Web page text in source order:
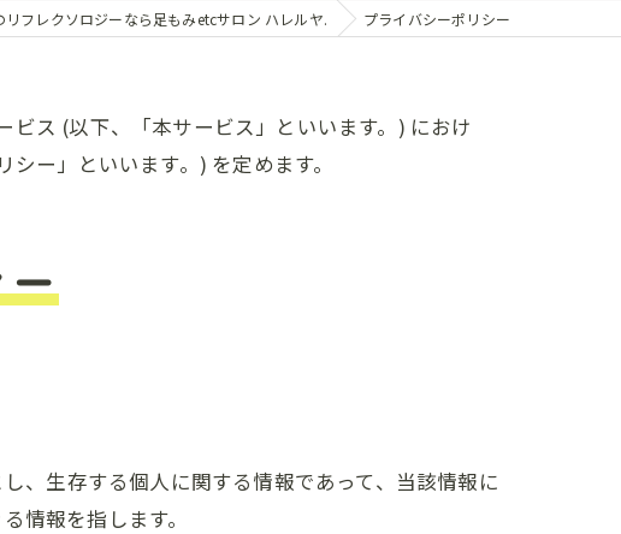
フレクソロジーなら足もみetcサロン ハレルヤ. プライバシーポリシー
ス (以下、「本サービス」といいます。) におけ
ー」といいます。) を定めます。
、生存する個人に関する情報であって、当該情報に
情報を指します。